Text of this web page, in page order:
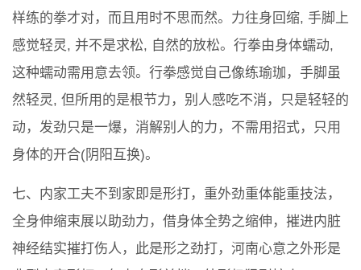
样练的拳才对，而且用时不思而然。力往身回缩, 手脚上
感觉轻灵, 并不是求松, 自然的放松。行拳由身体蠕动,
这种蠕动需用意去领。行拳感觉自己像练瑜珈，手脚虽
然轻灵, 但所用的是根节力，别人感吃不消，只是轻轻的
动，发劲只是一爆，消解别人的力，不需用招式，只用
身体的开合(阴阳互换)。
七、内家工夫不到家即是形打，重外劲重体能重技法，
全身伸缩束展以助劲力，借身体全势之缩伸，摧进内脏
神经结实摧打伤人，此是形之劲打，河南心意之外形是